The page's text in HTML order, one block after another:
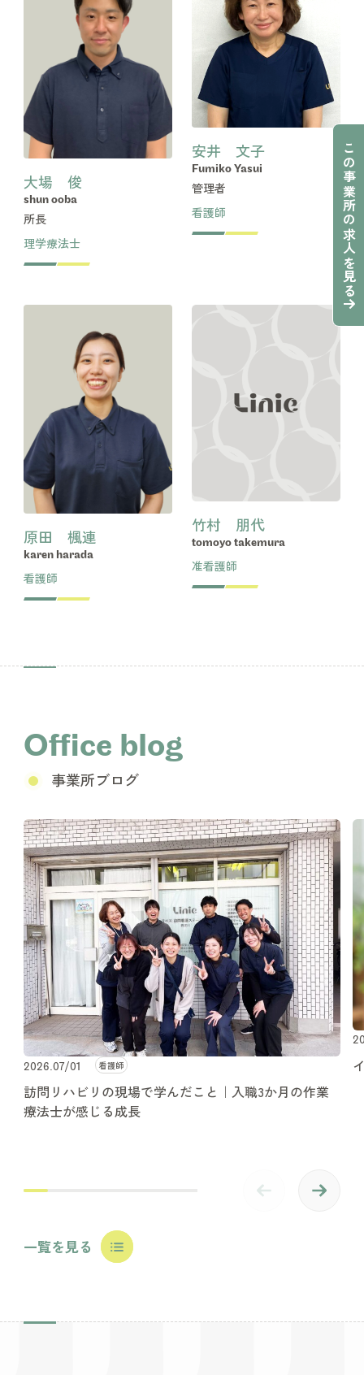
この事業所の求人を見る
大場 俊
shun ooba
所長
理学療法士
安井 文子
Fumiko Yasui
管理者
看護師
原田 楓連
karen harada
看護師
竹村 朋代
tomoyo takemura
准看護師
Office blog
事業所ブログ
2026.07/01 看護師
訪問リハビリの現場で学んだこと｜入職3か月の作業
療法士が感じる成長
一覧を見る